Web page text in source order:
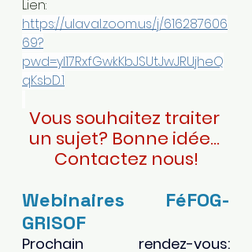
https://ulaval.zoom.us/j/616287606
69?
pwd=yI17RxfGwkKbJSUtJwJRUjheQ
qKsbD.1
Vous souhaitez traiter
un sujet? Bonne idée...
Contactez nous!
Webinaires FéFOG-
GRISOF